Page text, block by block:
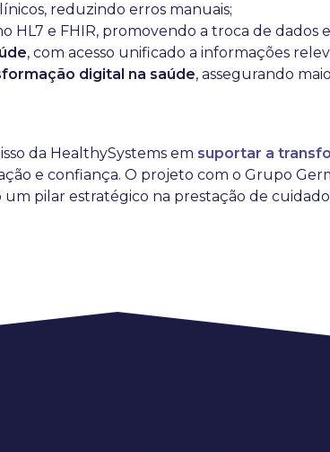
reduzindo erros manuais;
HL7 e FHIR, promovendo a troca de dados
, com acesso unificado a informações
digital na saúde, assegurando
da HealthySystems em suportar a
e confiança. O projeto com o Grupo
pilar estratégico na prestação de